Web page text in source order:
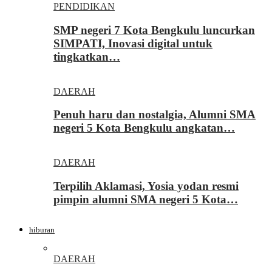
PENDIDIKAN
SMP negeri 7 Kota Bengkulu luncurkan
SIMPATI, Inovasi digital untuk
tingkatkan…
DAERAH
Penuh haru dan nostalgia, Alumni SMA
negeri 5 Kota Bengkulu angkatan…
DAERAH
Terpilih Aklamasi, Yosia yodan resmi
pimpin alumni SMA negeri 5 Kota…
hiburan
DAERAH